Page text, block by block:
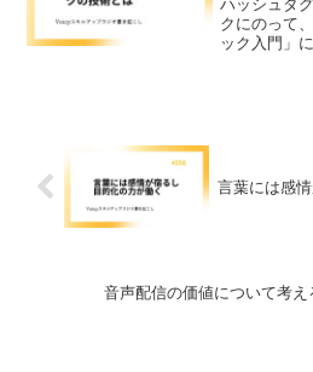
ハッシュタ
クにのって
ック入門」
ードバック
ードバック
言葉には感
音声配信の価値について考え